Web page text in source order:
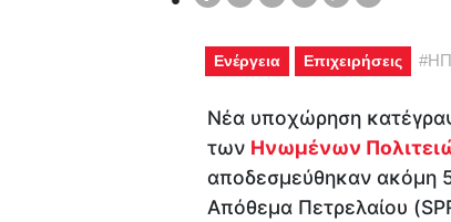
Ενέργεια Επιχειρήσεις #
Νέα υποχώρηση
των Ηνωμένων
αποδεσμεύθηκαν ακόμη
Απόθεμα Πετρελαίου